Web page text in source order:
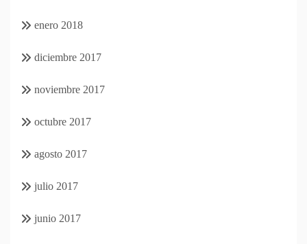
enero 2018
diciembre 2017
noviembre 2017
octubre 2017
agosto 2017
julio 2017
junio 2017